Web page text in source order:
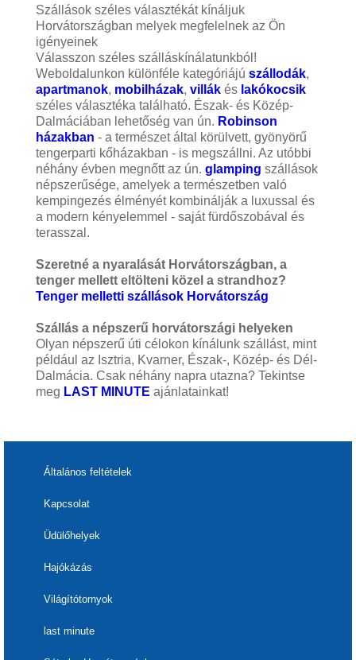
Szállások széles választékát kínáljuk
Horvátországban melyek megfelelnek az Ön
igényeinek
Válasszon széles szálláskínálatunkból!
Weboldalunkon különféle kategóriájú szállodák,
apartmanok, mobilházak, villákés lakókocsik
széles választéka található. Észak- és Közép-
Dalmáciában lehetőség van ún. Robinson
házakban - a természet által körülvett, gyönyörű
tengerparti kőházakban - is megszállni. Az utóbbi
néhány évben megnőtt az ún. glamping szállások
népszerűsége, amelyek a természetben való
kempingezés élményét kombinálják a luxussal és
a modern kényelemmel - saját fürdőszobával és
terasszal.
Szeretné a nyaralását Horvátországban, a
tenger mellett eltölteni közel a strandhoz?
Tenger melletti szállások Horvátország
Szállás a népszerű horvátországi helyeken
Olyan népszerű úti célokon kínálunk szállást, mint
például az Isztria, Kvarner, Észak-, Közép- és Dél-
Dalmácia. Csak néhány napra utazna? Tekintse
meg LAST MINUTE ajánlatainkat!
Általános feltételek
Kapcsolat
Üdülőhelyek
Hajókázás
Világítótornyok
last minute